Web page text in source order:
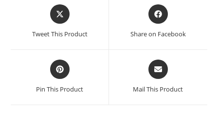
Tweet This Product Share on Facebook
Pin This Product Mail This Product